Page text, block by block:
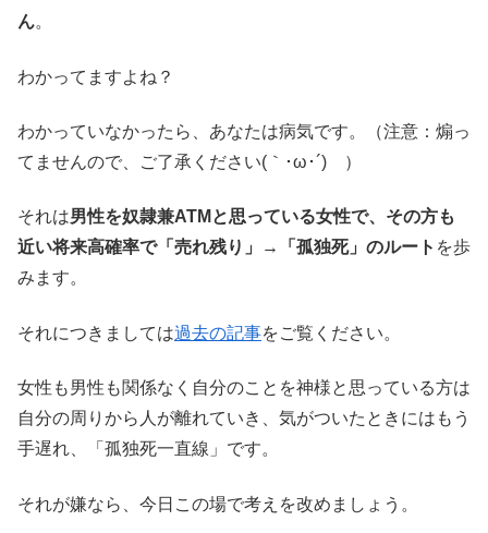
ん。
わかってますよね？
わかっていなかったら、あなたは病気です。（注意：煽っ
てませんので、ご了承ください(｀･ω･´)ゞ）
それは男性を奴隷兼ATMと思っている女性で、その方も
近い将来高確率で「売れ残り」→「孤独死」のルート を歩
みます。
それにつきましては過去の記事をご覧ください。
女性も男性も関係なく自分のことを神様と思っている方は
自分の周りから人が離れていき、気がついたときにはもう
手遅れ、「孤独死一直線」です。
それが嫌なら、今日この場で考えを改めましょう。